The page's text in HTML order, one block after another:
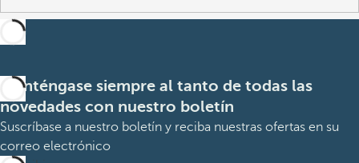
Manténgase siempre al tanto de todas las
novedades con nuestro boletín
Suscríbase a nuestro boletín y reciba nuestras ofertas en su
correo electrónico